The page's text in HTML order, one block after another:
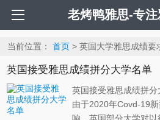
老烤鸭雅思-专
当前位置： 首页> 英国大学雅思成绩要
英国接受雅思成绩拼分大学名单
英国接受雅思成绩拼分
由于2020年Covd-19